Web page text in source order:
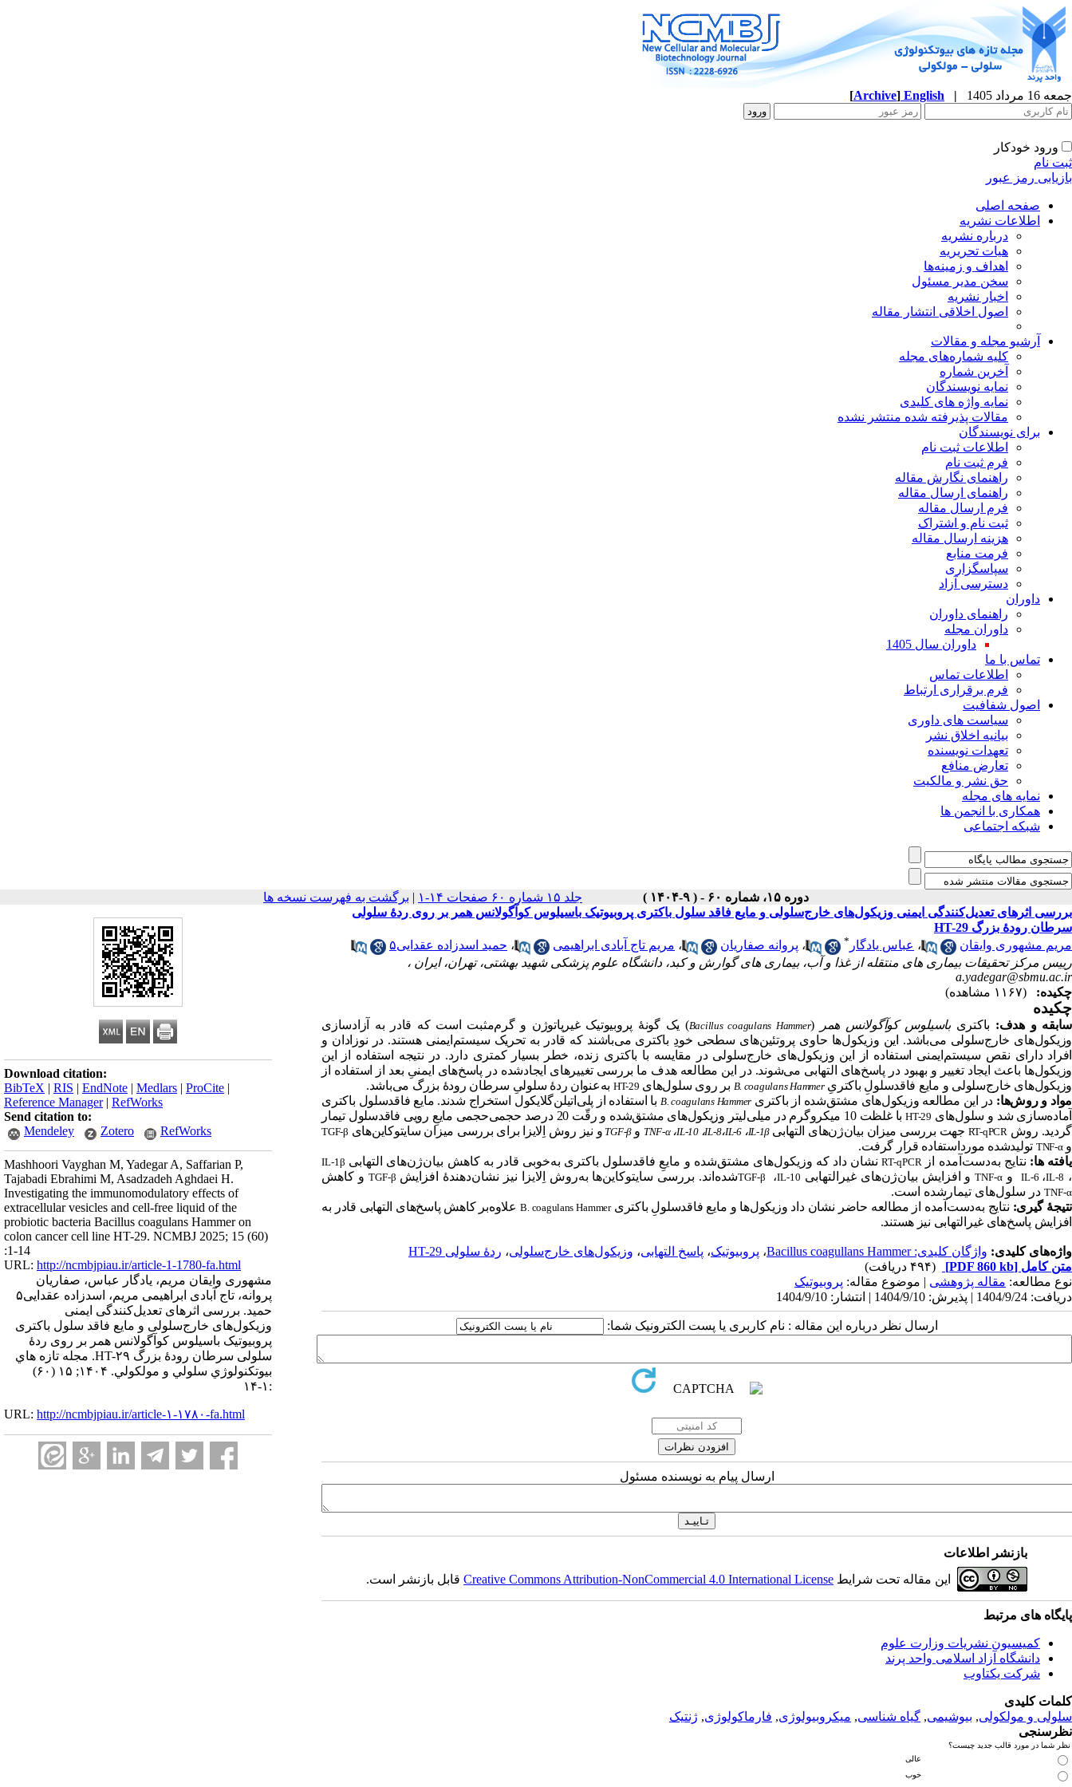
جمعه 16 مرداد 1405 |
English
[Archive]
ورود خودکار
ثبت نام
بازیابی رمز عبور
صفحه اصلی
اطلاعات نشریه
درباره نشریه
هیات تحریریه
اهداف و زمینه‌ها
سخن مدیر مسئول
اخبار نشریه
اصول اخلاقی انتشار مقاله
آرشیو مجله و مقالات
کلیه شماره‌های مجله
آخرین شماره
نمایه نویسندگان
نمایه واژه های کلیدی
مقالات پذیرفته شده منتشر نشده
برای نویسندگان
اطلاعات ثبت نام
فرم ثبت نام
راهنمای نگارش مقاله
راهنمای ارسال مقاله
فرم ارسال مقاله
ثبت نام و اشتراک
هزینه ارسال مقاله
فرمت منابع
سپاسگزاری
دسترسی آزاد
داوران
راهنمای داوران
داوران مجله
داوران سال 1405
تماس با ما
اطلاعات تماس
فرم برقراری ارتباط
اصول شفافیت
سیاست های داوری
بیانیه اخلاق نشر
تعهدات نویسنده
تعارض منافع
حق نشر و مالکیت
نمایه های مجله
همکاری با انجمن ها
شبکه اجتماعی
دوره ۱۵، شماره ۶۰ - ( ۹-۱۴۰۴ ) جلد ۱۵ شماره ۶۰ صفحات ۱۴-۱ | برگشت به فهرست نسخه ها
Download citation:
BibTeX | RIS | EndNote | Medlars | ProCite |
Reference Manager| RefWorks
Send citation to:
Mendeley
Zotero RefWorks
Mashhoori Vayghan M, Yadegar A, Saffarian P,
Tajabadi Ebrahimi M, Asadzadeh Aghdaei H.
Investigating the immunomodulatory effects of
extracellular vesicles and cell-free liquid of the
probiotic bacteria Bacillus coagulans Hammer on
colon cancer cell line HT-29. NCMBJ 2025; 15 (60)
:1-14
URL: http://ncmbjpiau.ir/article-1-1780-fa.html
مشهوری وایقان مریم، یادگار عباس، صفاریان
پروانه، تاج آبادی ابراهیمی مریم، اسدزاده عقدایی۵
حمید. بررسی اثرهای تعدیل‌کنندگی ایمنی
وزیکول‌های خارج‌سلولی و مایع فاقد سلول باکتری
پروبیوتیک باسیلوس کوآگولانس همر بر روی ردۀ
سلولی سرطان رودۀ بزرگ HT-۲۹. مجله تازه هاي
بيوتكنولوژي سلولي و مولكولي. ۱۴۰۴; ۱۵ (۶۰)
:۱-۱۴
URL: http://ncmbjpiau.ir/article-۱-۱۷۸۰-fa.html
بررسی اثرهای تعدیل‌کنندگی ایمنی وزیکول‌های خارج‌سلولی و مایع فاقد سلول باکتری پروبیوتیک باسیلوس کوآگولانس همر بر روی ردۀ سلولی
سرطان رودۀ بزرگ HT-29
مریم مشهوری وایقان
، عباس یادگار * ، پروانه صفاریان ، مریم تاج آبادی ابراهیمی ، حمید اسدزاده عقدایی۵
رییس مرکز تحقیقات بیماری های منتقله از غذا و آب، بیماری های گوارش و کبد، دانشگاه علوم پزشکی شهید بهشتی، تهران، ایران ،
a.yadegar@sbmu.ac.ir
چکیده:
(۱۱۶۷ مشاهده)
چکیده
سابقه و هدف: باکتریباسیلوس کوآگولانس همر (
Bacillus coagulans Hammer
) یک گونۀ پروبیوتیک غیرپاتوژن و گرم‌مثبت است که قادر به آزادسازی
وزیکول‌های خارج‌سلولی می‌باشد. این وزیکول‌ها حاوی پروتئین‌های سطحی خودِ باکتری می‌باشند که قادر به تحریک سیستم‌ایمنی هستند. در نوزادان و
افراد دارای نقص سیستم‌ایمنی استفاده از این وزیکول‌های خارج‌سلولی در مقایسه با باکتری زنده، خطر بسیار کمتری دارد. در نتیجه استفاده از این
وزیکول‌ها باعث ایجاد تغییر و بهبود در پاسخ‌های التهابی می‌شوند. در این مطالعه هدف ما بررسی تغییرهای ایجادشده در پاسخ‌های ایمنیِ بعد از استفاده از
وزیکول‌های خارج‌سلولی و مایع فاقدسلولِ باکتریِB. coagulans Hammer بر روی سلول‌های HT-29 به‌‌عنوان ردۀ سلولیِ سرطان رودۀ بزرگ می‌باشد.
مواد و روش‌ها: در این مطالعه وزیکول‌های مشتق‌شده از باکتری B. coagulans Hammer با استفاده از پلی‌اتیلن‌گلایکول استخراج شدند. مایع فاقدسلول باکتری
آماده‌سازی شد و سلول‌های HT-29
با غلظت 10 میکروگرم در میلی‌لیتر وزیکول‌های مشتق‌شده و رقّت 20 درصد حجمی‌حجمی‌ مایعِ رویی فاقدسلول تیمار
گردید. روش RT-qPCR جهت بررسی میزان بیان‌ژن‌های التهابیIL-1β، IL-6،IL-8، IL-10، TNF-α و TGF-β و نیز روش اِلایزا برای بررسی میزان سایتوکاین‌های TGF-β
وTNF-α تولیدشده مورداستفاده قرار گرفت.
یافته ها: نتایج به‌دست‌آمده از RT-qPCRنشان داد که وزیکول‌های مشتق‌شده و مایعِ فاقدسلول باکتری به‌خوبی قادر به کاهش بیان‌ژن‌های التهابی IL-1β
، IL-8، IL-6 و TNF-αو افزایش بیان‌ژن‌های غیرالتهابی IL-10، TGF-βشده‌اند. بررسی سایتوکاین‌ها به‌روش اِلایزا نیز نشان‌دهندۀ افزایش TGF-β و کاهش
TNF-α در سلول‌های تیمارشده است.
نتیجۀ گیری: نتایج به‌دست‌آمده از مطالعه حاضر نشان داد وزیکول‌ها و مایع فاقدسلولِ باکتریB. coagulans Hammerعلاوه‌بر کاهش پاسخ‌های التهابی قادر به‌
افزایش پاسخ‌های غیرالتهابی نیز هستند.
واژه‌های کلیدی: واژگان کلیدی: Bacillus coagullans Hammer ، پروبیوتیک، پاسخ التهابی، وزیکول‌های خارج‌سلولی، ردۀ‌ سلولی HT-29
متن کامل [PDF 860 kb]
(۴۹۴ دریافت)
نوع مطالعه: مقاله پژوهشی | موضوع مقاله: پروبیوتیک
دریافت: 1404/9/24 | پذیرش: 1404/9/10 | انتشار: 1404/9/10
ارسال نظر درباره این مقاله : نام کاربری یا پست الکترونیک شما:
ارسال پیام به نویسنده مسئول
بازنشر اطلاعات
این مقاله تحت شرایط Creative Commons Attribution-NonCommercial 4.0 International Licenseقابل بازنشر است.
پایگاه های مرتبط
کمیسیون نشریات وزارت علوم
دانشگاه آزاد اسلامی واحد پرند
شرکت یکتاوب
کلمات کلیدی
سلولی و مولکولی, بیوشیمی, گیاه شناسی, میکروبیولوژی, فارماکولوژی, ژنتیک
نظرسنجی
نظر شما در مورد قالب جدید چیست؟
عالی
خوب